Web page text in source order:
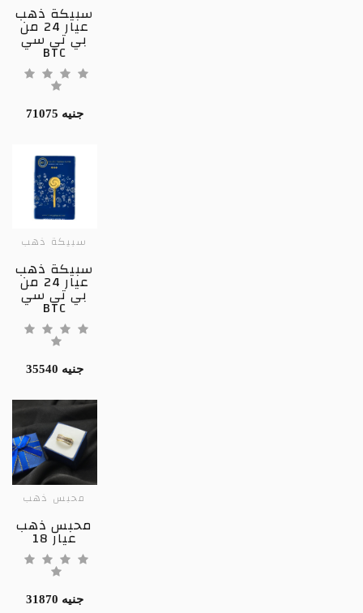
سبيكة ذهب
عيار 24 من
بي تي سي
BTC
71075 جنيه
سبيكة ذهب
سبيكة ذهب
عيار 24 من
بي تي سي
BTC
35540 جنيه
محبس ذهب
محبس ذهب
عيار 18
31870 جنيه